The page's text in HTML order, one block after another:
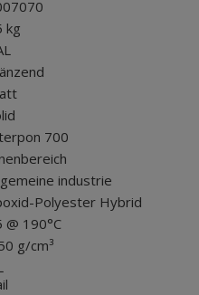
kg
700
industrie
Polyester Hybrid
@ 190°C
g/cm³